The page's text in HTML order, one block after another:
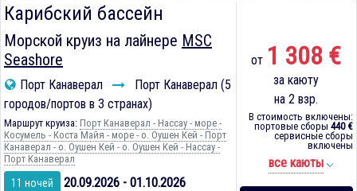
Карибский бассейн
Морской круиз на лайнере MSC
Seashore
Порт Канаверал
Порт Канаверал (5
городов/портов в 3 странах)
Маршрут круиза: Порт Канаверал - Нассау - море -
Косумель - Коста Майя - море - о. Оушен Кей - Порт
Канаверал - о. Оушен Кей - о. Оушен Кей - Нассау -
Порт Канаверал
11 ночей 20.09.2026 - 01.10.2026
от 1 308 €
за каюту
на 2 взр.
В стоимость включены:
портовые сборы 440 €
сервисные сборы
включены
все каюты